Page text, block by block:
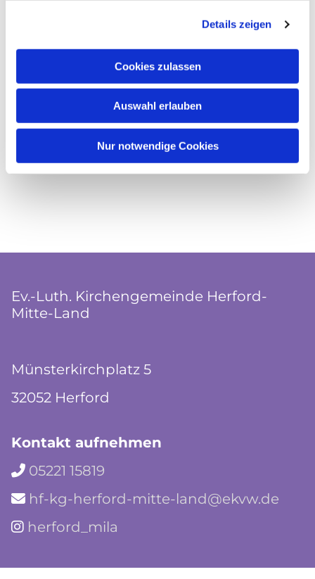
Details zeigen
Cookies zulassen
Auswahl erlauben
Nur notwendige Cookies
Ev.-Luth. Kirchengemeinde Herford-
Mitte-Land
Münsterkirchplatz 5
32052 Herford
Kontakt aufnehmen
 05221 15819
 hf-kg-herford-mitte-land@ekvw.de
 herford_mila